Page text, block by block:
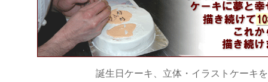
誕生日ケーキ、立体・イラストケーキ